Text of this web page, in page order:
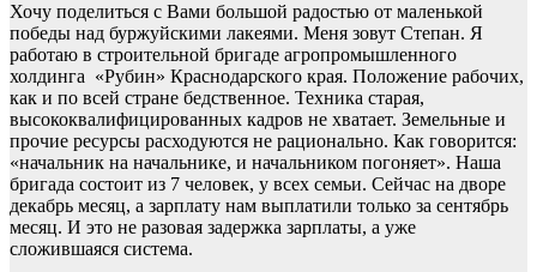
Хочу поделиться с Вами большой радостью от маленькой
победы над буржуйскими лакеями. Меня зовут Степан. Я
работаю в строительной бригаде агропромышленного
холдинга «Рубин» Краснодарского края. Положение рабочих,
как и по всей стране бедственное. Техника старая,
высококвалифицированных кадров не хватает. Земельные и
прочие ресурсы расходуются не рационально. Как говорится:
«начальник на начальнике, и начальником погоняет». Наша
бригада состоит из 7 человек, у всех семьи. Сейчас на дворе
декабрь месяц, а зарплату нам выплатили только за сентябрь
месяц. И это не разовая задержка зарплаты, а уже
сложившаяся система.